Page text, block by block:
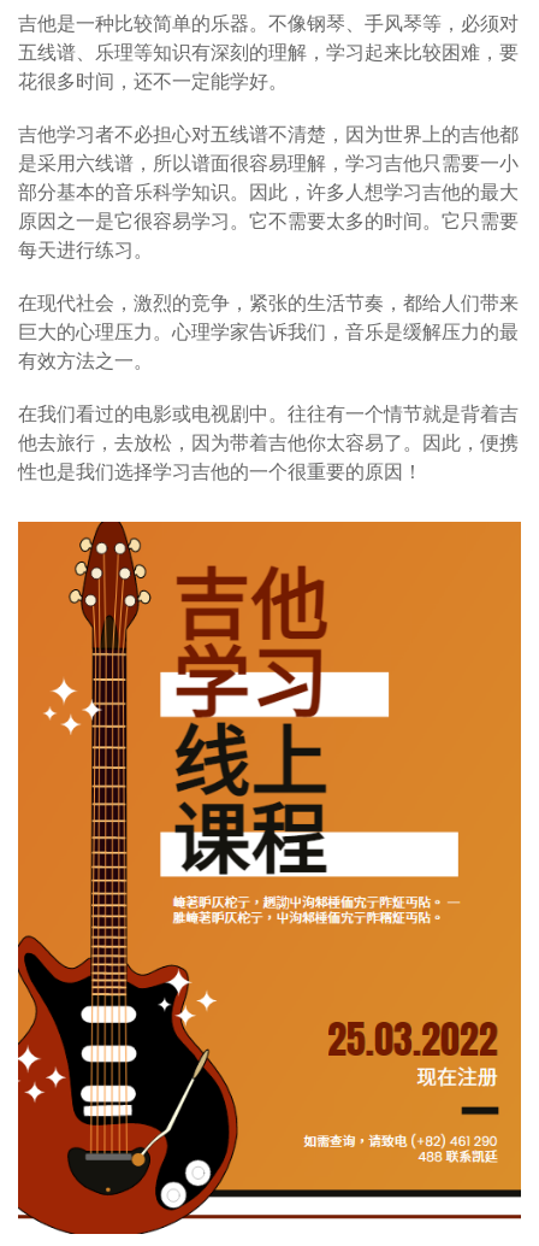
吉他是一种比较简单的乐器。不像钢琴、手风琴等，必须对
五线谱、乐理等知识有深刻的理解，学习起来比较困难，要
花很多时间，还不一定能学好。
吉他学习者不必担心对五线谱不清楚，因为世界上的吉他都
是采用六线谱，所以谱面很容易理解，学习吉他只需要一小
部分基本的音乐科学知识。因此，许多人想学习吉他的最大
原因之一是它很容易学习。它不需要太多的时间。它只需要
每天进行练习。
在现代社会，激烈的竞争，紧张的生活节奏，都给人们带来
巨大的心理压力。心理学家告诉我们，音乐是缓解压力的最
有效方法之一。
在我们看过的电影或电视剧中。往往有一个情节就是背着吉
他去旅行，去放松，因为带着吉他你太容易了。因此，便携
性也是我们选择学习吉他的一个很重要的原因！